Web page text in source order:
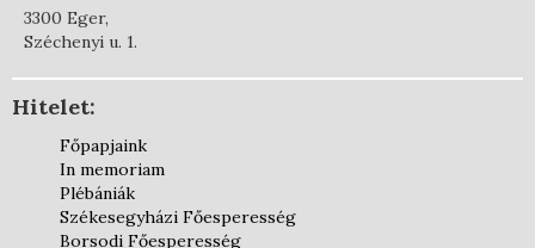
3300 Eger,
Széchenyi u. 1.
Hitelet:
Főpapjaink
In memoriam
Plébániák
Székesegyházi Főesperesség
Borsodi Főesperesség